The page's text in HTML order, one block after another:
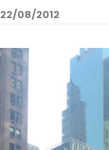
22/08/2012